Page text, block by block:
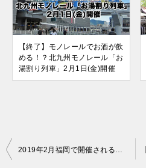
【終了】モノレールでお酒が飲
める！？北九州モノレール「お
湯割り列車」2月1日(金)開催
投